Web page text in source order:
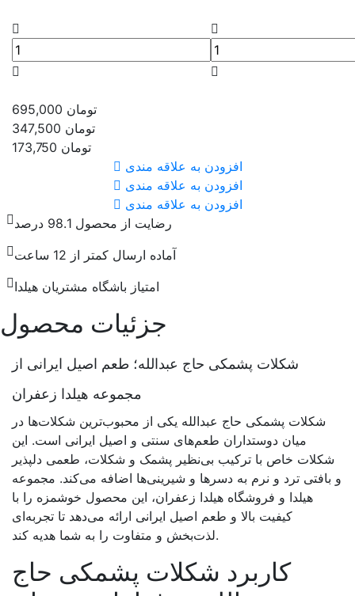
695,000 تومان
347,500 تومان
173,750 تومان
افزودن به علاقه مندی
افزودن به علاقه مندی
افزودن به علاقه مندی
رضایت از محصول 98.1 درصد
آماده ارسال کمتر از 12 ساعت
امتیاز باشگاه مشتریان هیلدا
جزئیات محصول
شکلات پشمکی حاج عبدالله؛ طعم اصیل ایرانی از
مجموعه هیلدا زعفران
شکلات پشمکی حاج عبدالله یکی از محبوب‌ترین شکلات‌ها در
میان دوستداران طعم‌های سنتی و اصیل ایرانی است. این
شکلات خاص با ترکیب بی‌نظیر پشمک و شکلات، طعمی دلپذیر
و بافتی ترد و نرم به دسرها و شیرینی‌ها اضافه می‌کند. مجموعه
هیلدا و فروشگاه هیلدا زعفران، این محصول خوشمزه را با
کیفیت بالا و طعم اصیل ایرانی ارائه می‌دهد تا تجربه‌ای
لذت‌بخش و متفاوت را به شما هدیه کند.
کاربرد شکلات پشمکی حاج